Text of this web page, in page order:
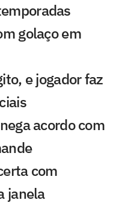
golaço em
e jogador faz
acordo com
com
janela